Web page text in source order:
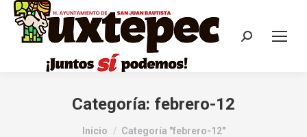
Categoría: febrero-12
Estás aquí:
Inicio Categoría "febrero-12"